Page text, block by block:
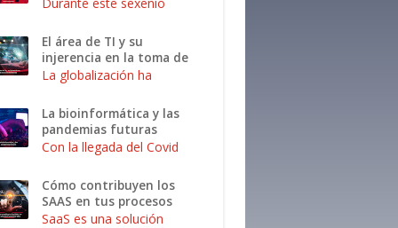
bonanza económica la
cual ha generado el
despertar de muchas
empresas internacionales
, multin...
El área de TI y su
injerencia en la toma de
decisiones
La globalización ha
mundo, ya que con ellas
se ha visto regido el
desempeño laboral y el
cambio generacional de la
m...
La bioinformática y las
pandemias futuras
Con la llegada del Covid
nos encontramos
expuestos desde hace 4
años la OMS se dio a la
Cómo contribuyen los
SAAS en tus procesos
empresariales
SaaS es una solución